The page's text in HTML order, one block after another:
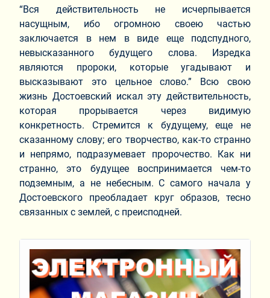
“Вся действительность не исчерпывается
насущным, ибо огромною своею частью
заключается в нем в виде еще подспудного,
невысказанного будущего слова. Изредка
являются пророки, которые угадывают и
высказывают это цельное слово.” Всю свою
жизнь Достоевский искал эту действительность,
которая прорывается через видимую
конкретность. Стремится к будущему, еще не
сказанному слову; его творчество, как-то странно
и непрямо, подразумевает пророчество. Как ни
странно, это будущее воспринимается чем-то
подземным, а не небесным. С самого начала у
Достоевского преобладает круг образов, тесно
связанных с землей, с преисподней.